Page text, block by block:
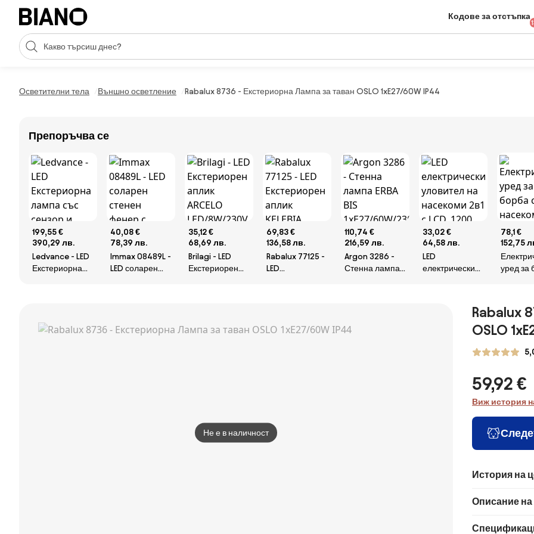
Пропускане към съдържанието
Търсене
Кодове за отстъпка
Осветителни тела Външно осветление Rabalux 8736 - Екстериорна Лампа за таван OSLO 1xE27/60W IP44
Препоръчва се
199,55 €
390,29 лв.
Ledvance - LED
Екстериорна
IP44 Wi-Fi
40,08 €
78,39 лв.
Immax 08489L -
LED соларен
35,12 €
68,69 лв.
Brilagi - LED
Екстериорен
69,83 €
136,58 лв.
Rabalux 77125 -
LED
110,74 €
216,59 лв.
Argon 3286 -
Стенна лампа
33,02 €
64,58 лв.
LED
електрически
mAh/5V, зелен
78,1 €
152,75
уред за
Не е в наличност
Rabalux
OSLO
59,92 €
Виж история
История на
Описание на